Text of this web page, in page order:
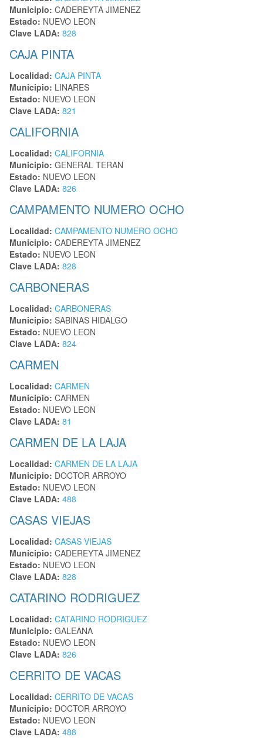
Municipio: CADEREYTA JIMENEZ
Estado: NUEVO LEON
Clave LADA: 828
CAJA PINTA
Localidad: CAJA PINTA
Municipio: LINARES
Estado: NUEVO LEON
Clave LADA: 821
CALIFORNIA
Localidad: CALIFORNIA
Municipio: GENERAL TERAN
Estado: NUEVO LEON
Clave LADA: 826
CAMPAMENTO NUMERO OCHO
Localidad: CAMPAMENTO NUMERO OCHO
Municipio: CADEREYTA JIMENEZ
Estado: NUEVO LEON
Clave LADA: 828
CARBONERAS
Localidad: CARBONERAS
Municipio: SABINAS HIDALGO
Estado: NUEVO LEON
Clave LADA: 824
CARMEN
Localidad: CARMEN
Municipio: CARMEN
Estado: NUEVO LEON
Clave LADA: 81
CARMEN DE LA LAJA
Localidad: CARMEN DE LA LAJA
Municipio: DOCTOR ARROYO
Estado: NUEVO LEON
Clave LADA: 488
CASAS VIEJAS
Localidad: CASAS VIEJAS
Municipio: CADEREYTA JIMENEZ
Estado: NUEVO LEON
Clave LADA: 828
CATARINO RODRIGUEZ
Localidad: CATARINO RODRIGUEZ
Municipio: GALEANA
Estado: NUEVO LEON
Clave LADA: 826
CERRITO DE VACAS
Localidad: CERRITO DE VACAS
Municipio: DOCTOR ARROYO
Estado: NUEVO LEON
Clave LADA: 488